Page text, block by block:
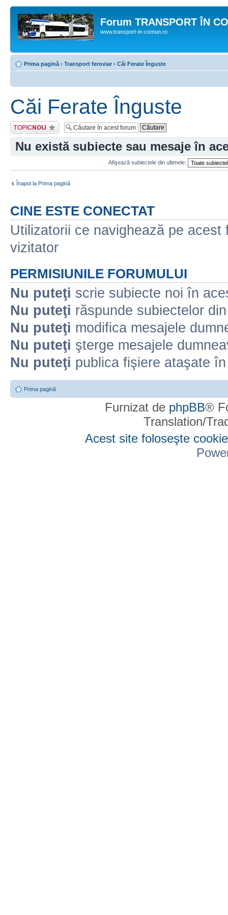
Forum TRANSPORT ÎN
www.transport-in-comun.ro
Prima pagină ‹ Transport feroviar ‹ Căi Ferate Înguste
Căi Ferate Înguste
Scrie un subiect
nou
Nu există subiecte sau mesaje în
Afişează subiectele din ultimele:
Înapoi la Prima pagină
CINE ESTE CONECTAT
Utilizatorii ce navighează pe
vizitator
PERMISIUNILE FORUMULUI
Nu puteţi scrie subiecte noi în
Nu puteţi răspunde subiectelor
Nu puteţi modifica mesajele
Nu puteţi şterge mesajele
Nu puteţi publica fişiere ataşate
Prima pagină
Furnizat de phpBB®
Translation/
Acest site foloseşte